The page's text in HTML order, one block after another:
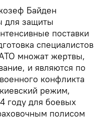
Байден
для защиты
поставки
специалистов
множат жертвы,
и являются по
конфликта
режим,
году для боевых
полисом